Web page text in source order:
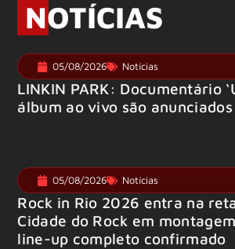
NOTÍCIAS
05/08/2026 Notícias
LINKIN PARK: Documentário
álbum ao vivo são anunciados
05/08/2026 Notícias
Rock in Rio 2026 entra na
Cidade do Rock em
line-up completo confirmado